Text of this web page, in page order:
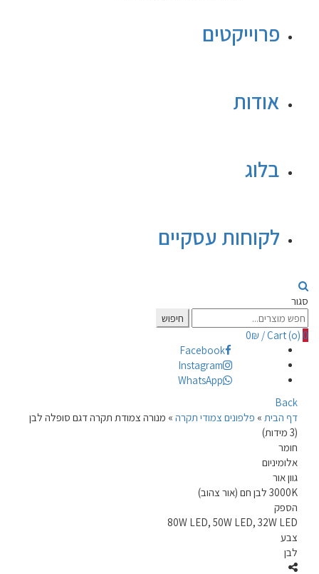
פרוייקטים
אודות
בלוג
לקוחות עסקיים
סגור
Search
for:
חיפוש
Cart (o) 0
/
0₪
Facebook
Instagram
WhatsApp
Back
דף הבית » פלפונים צמודי תקרה » מנורה צמודת תקרה דגם סופלה לבן
(3 מידות)
חומר
אלומיניום
גוון אור
3000K לבן חם (אור צהוב)
הספק
80W LED, 50W LED, 32W LED
צבע
לבן